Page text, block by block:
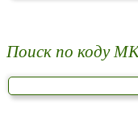
Поиск по коду